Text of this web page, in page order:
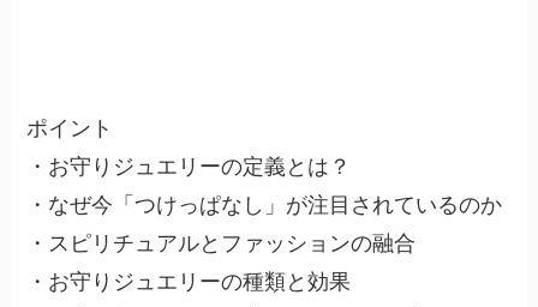
ポイント
・お守りジュエリーの定義とは？
・なぜ今「つけっぱなし」が注目されているのか
・スピリチュアルとファッションの融合
・お守りジュエリーの種類と効果